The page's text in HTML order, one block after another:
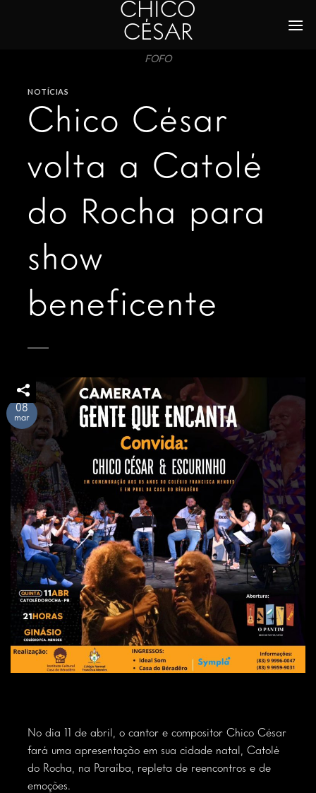
CHICO
CÉSAR
FOFO
NOTÍCIAS
Chico César
volta a Catolé
do Rocha para
show
beneficente
08
mar
No dia 11 de abril, o cantor e compositor Chico César
fará uma apresentação em sua cidade natal, Catolé
do Rocha, na Paraíba, repleta de reencontros e de
emoções.